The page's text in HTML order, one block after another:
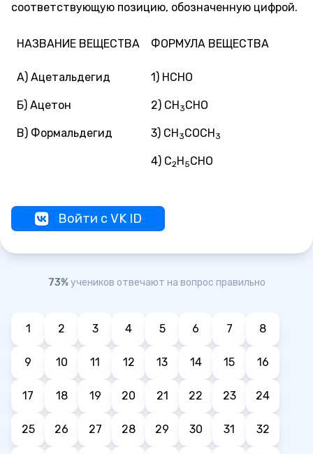
соответствующую позицию, обозначенную цифрой.
НАЗВАНИЕ ВЕЩЕСТВА ФОРМУЛА ВЕЩЕСТВА
А) Ацетальдегид
Б) Ацетон
В) Формальдегид
1) HCHO
2) CH3CHO
3) CH3COCH3
4) C2H5CHO
Войти с VK ID
73%учеников отвечают на вопрос правильно
1 2 3 4 5 6 7 8
9 10 11 12 13 14 15 16
17 18 19 20 21 22 23 24
25 26 27 28 29 30 31 32